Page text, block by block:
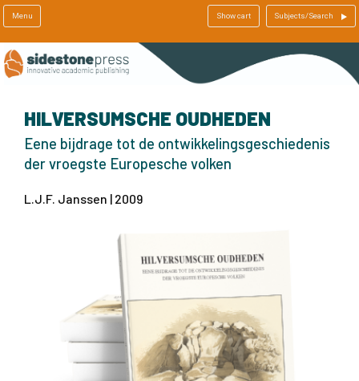
Menu Show cart Subjects/Search
HILVERSUMSCHE OUDHEDEN
Eene bijdrage tot de ontwikkelingsgeschiedenis
der vroegste Europesche volken
L.J.F. Janssen | 2009